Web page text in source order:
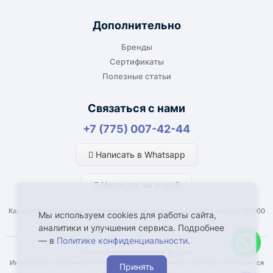
габаритов груза.
Для крупногабаритных, тяжёлых или
рассчитывается отдельно. По согласованию
Что влияет на срок доставки
Дополнительно
Бренды
Сертификаты
Полезные статьи
Связаться с нами
+7 (775) 007-42-44
Написать в Whatsapp
Написать на e-mail
Казахстан, г. Костанай, ул Генерала Арыстанбекова, д. 1, к.2а, Индекс 110000
Информация, указанная на сайте, имеет справочный характер и не является
Мы используем cookies для работы сайта,
аналитики и улучшения сервиса. Подробнее
— в Политике конфиденциальности.
Принять